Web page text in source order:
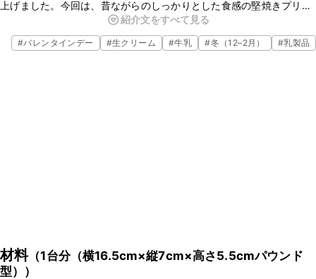
上げました。今回は、昔ながらのしっかりとした食感の堅焼きプリン
になるように配合してあります。とろけるやわらかめのプリンもおい
しいですが、堅焼きプリンもとてもおいしいですよ。
紹介文をすべて見る
#バレンタインデー #生クリーム #牛乳 #冬（12–2月） #乳製品
材料（1台分（横16.5cm×縦7cm×高さ5.5cmパウンド
型） ）